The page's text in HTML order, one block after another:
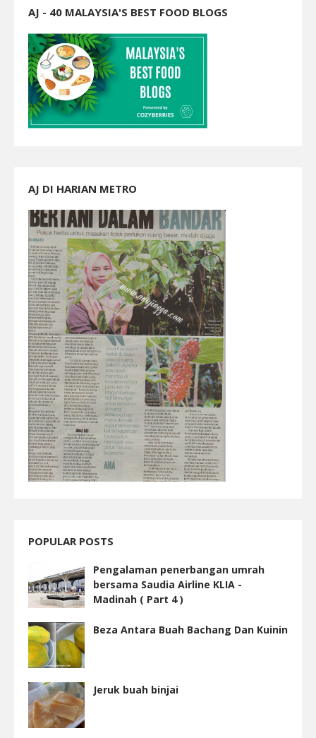
AJ - 40 MALAYSIA'S BEST FOOD BLOGS
AJ DI HARIAN METRO
POPULAR POSTS
Pengalaman penerbangan umrah
bersama Saudia Airline KLIA -
Madinah ( Part 4 )
Beza Antara Buah Bachang Dan Kuinin
Jeruk buah binjai